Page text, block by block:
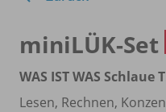
miniLÜK-Set
WAS IST WAS Schlaue
Lesen, Rechnen,